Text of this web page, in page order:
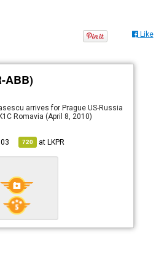
Like
ABB)
arrives for Prague US-Russia
Romavia (April 8, 2010)
720 atLKPR